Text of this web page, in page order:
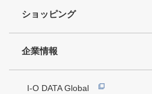
ショッピング
企業情報
I-O DATA Global